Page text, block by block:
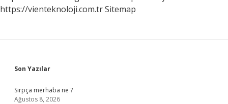
https://vienteknoloji.com.trSitemap
Sidebar
Son Yazılar
Sırpça merhaba ne ?
Ağustos 8, 2026